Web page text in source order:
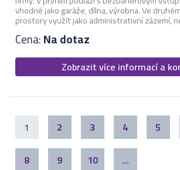
vhodné jako garáže, dílna, výrobna. Ve
prostory využít jako administrativní zázemí,
Cena:Na dotaz
Zobrazit více informací a
1 2 3 4 5
8
9 10 ...